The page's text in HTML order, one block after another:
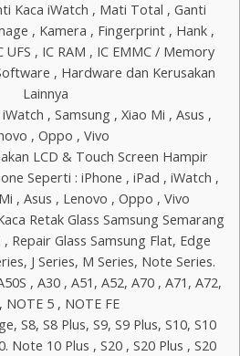
Kaca iWatch , Mati Total , Ganti
, Kamera , Fingerprint , Hank ,
UFS , IC RAM , IC EMMC / Memory
, Hardware dan Kerusakan
Lainnya
, Samsung , Xiao Mi , Asus ,
, Oppo , Vivo
LCD & Touch Screen Hampir
Seperti : iPhone , iPad , iWatch ,
, Asus , Lenovo , Oppo , Vivo
Retak Glass Samsung Semarang
Repair Glass Samsung Flat, Edge
J Series, M Series, Note Series.
, A30 , A51, A52, A70 , A71, A72,
NOTE 5 , NOTE FE
S8, S8 Plus, S9, S9 Plus, S10, S10
Note 10 Plus , S20 , S20 Plus , S20